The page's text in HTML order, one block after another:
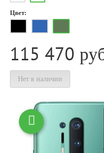
Цвет:
115 470
Нет в наличии